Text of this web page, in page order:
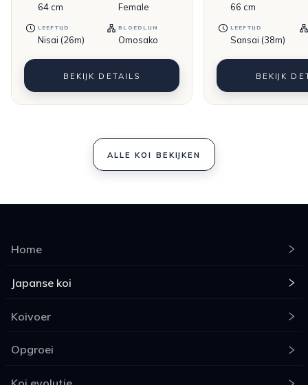
64cm Female
LEEFTIJD
Nisai (26m)
BLOEDLIJN
Omosako
BEKIJK DETAILS
66 cm
LEEFTIJD
Sansai (38m)
BEKIJK
ALLE KOI BEKIJKEN
Home
Japanse koi
Koivoer
Opgroei